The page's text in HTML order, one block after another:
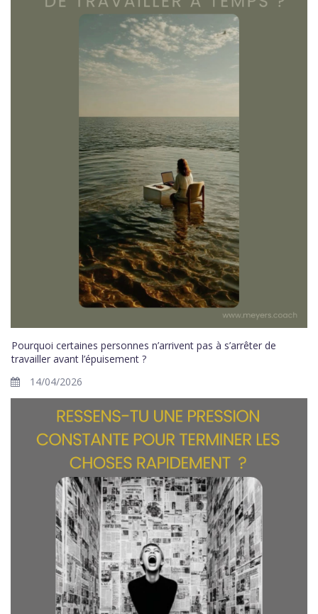
Pourquoi certaines personnes n’arrivent pas à s’arrêter de
travailler avant l’épuisement ?
14/04/2026